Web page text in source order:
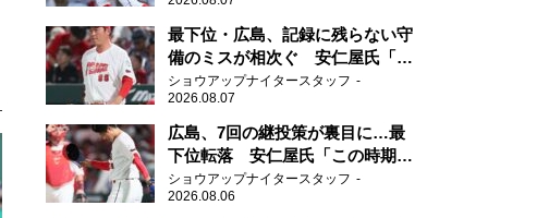
最下位・広島、記録に残らない守
備のミスが相次ぐ 安仁屋氏「最
近守りのミスが多い」
ショウアップナイタースタッフ
2026.08.07
広島、7回の継投策が裏目に…最
下位転落 安仁屋氏「この時期に
来て勉強はない」
ショウアップナイタースタッフ
2026.08.06